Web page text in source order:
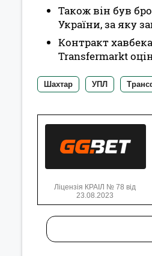
Також він був
України, за яку
Контракт
Transfermarkt
Шахтар УПЛ
Ліцензія КРАІЛ № 78 від
23.08.2023